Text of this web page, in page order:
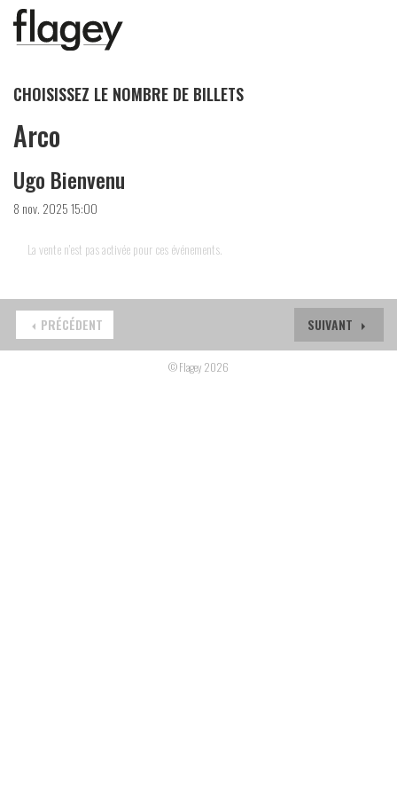
CHOISISSEZ LE NOMBRE DE BILLETS
Arco
Ugo Bienvenu
8 nov. 2025 15:00
La vente n'est pas activée pour ces événements.
SUIVANT
PRÉCÉDENT
© Flagey 2026